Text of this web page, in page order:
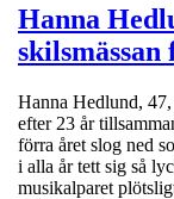
Hanna
Hanna Hedlund,
efter 23 år
förra året slog ned
i alla år tett sig så
musikalparet